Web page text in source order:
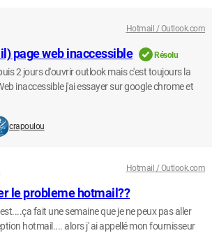
Hotmail / Outlook.com
page web inaccessible Résolu
2 jours d'ouvrir outlook mais c'est toujours la
inaccessible j'ai essayer sur google chrome et
crapoulou
Hotmail / Outlook.com
le probleme hotmail??
fait une semaine que je ne peux pas aller
hotmail.... alors j' ai appellé mon fournisseur